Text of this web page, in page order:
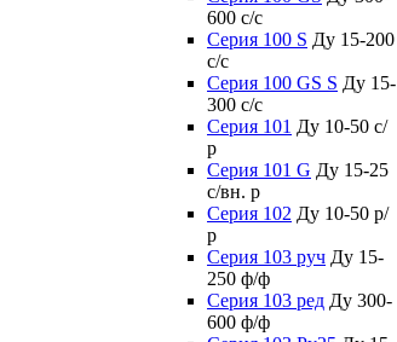
600 c/c
Серия 100 S Ду 15-200
c/c
Серия 100 GS S Ду 15-
300 c/c
Серия 101 Ду 10-50 с/
р
Серия 101 G Ду 15-25
с/вн. р
Серия 102 Ду 10-50 р/
р
Серия 103 руч Ду 15-
250 ф/ф
Серия 103 ред Ду 300-
600 ф/ф